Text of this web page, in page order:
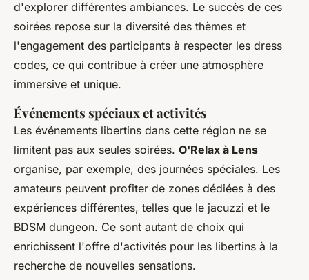
d'explorer différentes ambiances. Le succès de ces
soirées repose sur la diversité des thèmes et
l'engagement des participants à respecter les dress
codes, ce qui contribue à créer une atmosphère
immersive et unique.
Événements spéciaux et activités
Les événements libertins dans cette région ne se
limitent pas aux seules soirées. O'Relax à Lens
organise, par exemple, des journées spéciales. Les
amateurs peuvent profiter de zones dédiées à des
expériences différentes, telles que le jacuzzi et le
BDSM dungeon. Ce sont autant de choix qui
enrichissent l'offre d'activités pour les libertins à la
recherche de nouvelles sensations.